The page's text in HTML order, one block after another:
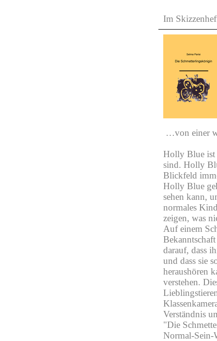
Im
…von einer
Holly Blue ist
sind. Holly
Blickfeld
Holly Blue
sehen kann,
normales
zeigen, was
Auf einem
darauf, dass
und dass sie
heraushören
verstehen.
Verständnis
"Die
Normal-Sein-